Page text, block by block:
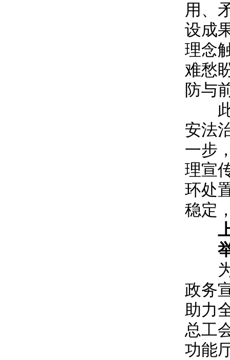
用、
设成
理念
难愁
防与
此
安法
一步
理宣
环处
稳定
为
政务
助力
总工
功能